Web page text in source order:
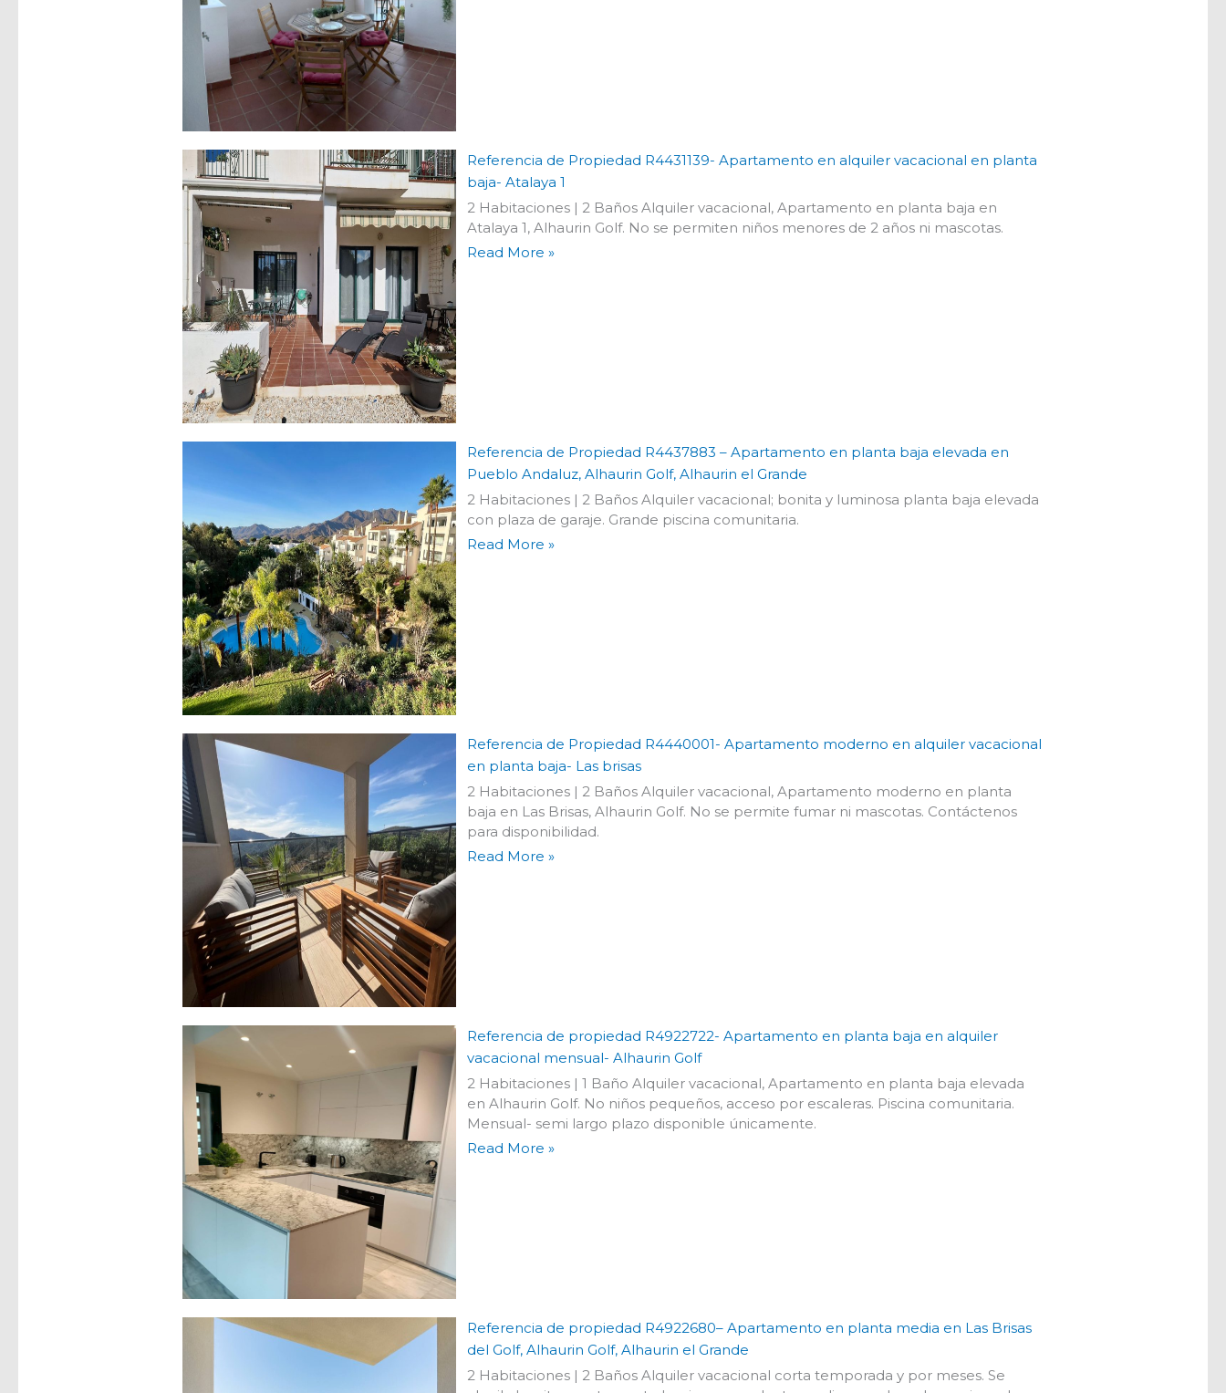
Referencia de Propiedad R4431139- Apartamento en alquiler vacacional en planta
baja- Atalaya 1
2 Habitaciones | 2 Baños Alquiler vacacional, Apartamento en planta baja en
Atalaya 1, Alhaurin Golf. No se permiten niños menores de 2 años ni mascotas.
Read More »
Referencia de Propiedad R4437883 – Apartamento en planta baja elevada en
Pueblo Andaluz, Alhaurin Golf, Alhaurin el Grande
2 Habitaciones | 2 Baños Alquiler vacacional; bonita y luminosa planta baja elevada
con plaza de garaje. Grande piscina comunitaria.
Read More »
Referencia de Propiedad R4440001- Apartamento moderno en alquiler vacacional
en planta baja- Las brisas
2 Habitaciones | 2 Baños Alquiler vacacional, Apartamento moderno en planta
baja en Las Brisas, Alhaurin Golf. No se permite fumar ni mascotas. Contáctenos
para disponibilidad.
Read More »
Referencia de propiedad R4922722- Apartamento en planta baja en alquiler
vacacional mensual- Alhaurin Golf
2 Habitaciones | 1 Baño Alquiler vacacional, Apartamento en planta baja elevada
en Alhaurin Golf. No niños pequeños, acceso por escaleras. Piscina comunitaria.
Mensual- semi largo plazo disponible únicamente.
Read More »
Referencia de propiedad R4922680– Apartamento en planta media en Las Brisas
del Golf, Alhaurin Golf, Alhaurin el Grande
2 Habitaciones | 2 Baños Alquiler vacacional corta temporada y por meses. Se